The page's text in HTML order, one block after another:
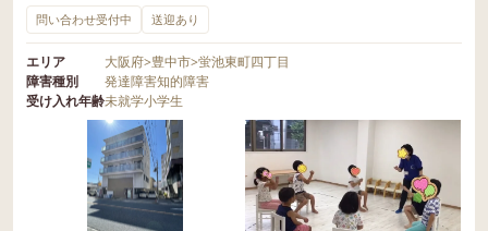
問い合わせ受付中 送迎あり
エリア 大阪府>豊中市>蛍池東町四丁目
障害種別
発達障害知的障害
受け入れ年齢未就学小学生